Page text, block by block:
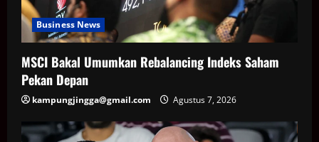
Business News
MSCI Bakal Umumkan Rebalancing Indeks Saham
Pekan Depan
kampungjingga@gmail.com Agustus 7, 2026